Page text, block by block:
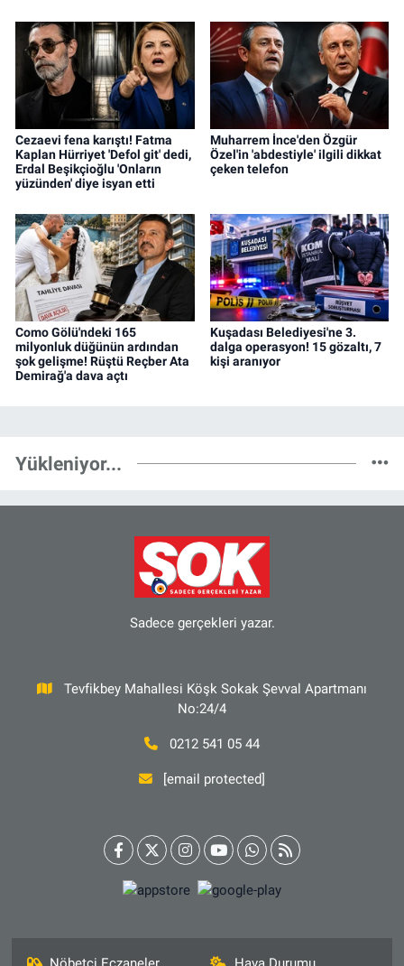
Cezaevi fena karıştı! Fatma
Kaplan Hürriyet 'Defol git' dedi,
Erdal Beşikçioğlu 'Onların
yüzünden' diye isyan etti
Muharrem İnce'den Özgür
Özel'in 'abdestiyle' ilgili dikkat
çeken telefon
Como Gölü'ndeki 165
milyonluk düğünün ardından
şok gelişme! Rüştü Reçber Ata
Demirağ'a dava açtı
Kuşadası Belediyesi'ne 3.
dalga operasyon! 15 gözaltı, 7
kişi aranıyor
Yükleniyor...
Sadece gerçekleri yazar.
Tevfikbey Mahallesi Köşk Sokak Şevval Apartmanı
No:24/4
0212 541 05 44
[email protected]